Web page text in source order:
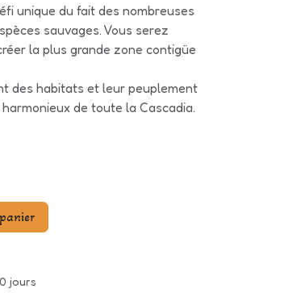
unique du fait des nombreuses
sauvages. Vous serez
la plus grande zone contigüe
des habitats et leur peuplement
de toute la Cascadia.
jours